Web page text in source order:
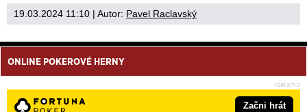
19.03.2024 11:10 | Autor: Pavel Raclavský
ONLINE POKEROVÉ HERNY
Začni hrát